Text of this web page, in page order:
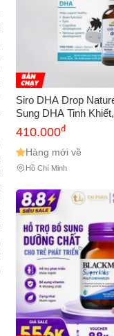
Siro DHA Drop
Sung DHA Tinh
Giúp Tăng IQ - Chai
410.000đ
Hàng mới về
Hồ Chí Minh